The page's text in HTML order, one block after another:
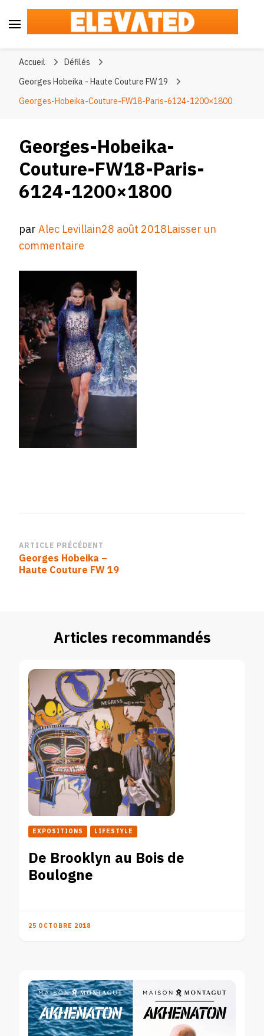
Accueil
Défilés
Georges Hobeika - Haute Couture FW 19
Georges-Hobeika-Couture-FW18-Paris-6124-1200×1800
Georges-Hobeika-
Couture-FW18-Paris-
6124-1200×1800
parAlec Levillain28 août 2018Laisser un
commentaire
Hobeika-
Couture-
FW18-
Paris-
6124-
1200×1800
Navigation
d’article
ARTICLE PRÉCÉDENT
Georges Hobeika –
Haute Couture FW 19
Articles recommandés
EXPOSITIONS LIFESTYLE
De Brooklyn au Bois de
Boulogne
25 OCTOBRE 2018